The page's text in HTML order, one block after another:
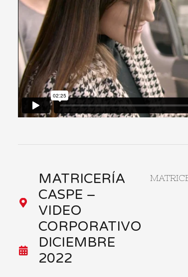
MATRICERÍA
CASPE –
VIDEO
CORPORATIVO
DICIEMBRE
2022